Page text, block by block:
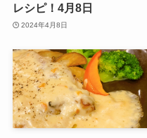
レシピ！4月8日
2024年4月8日